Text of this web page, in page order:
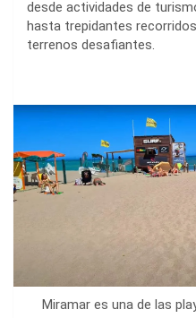
desde actividades de
hasta trepidantes
terrenos desafiantes.
Miramar es una de las